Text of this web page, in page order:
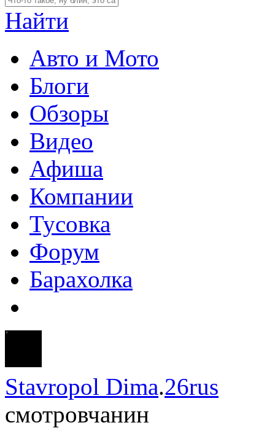
Найти
Авто и Мото
Блоги
Обзоры
Видео
Афиша
Компании
Тусовка
Форум
Барахолка
Stavropol Dima.26rus
смотровчанин